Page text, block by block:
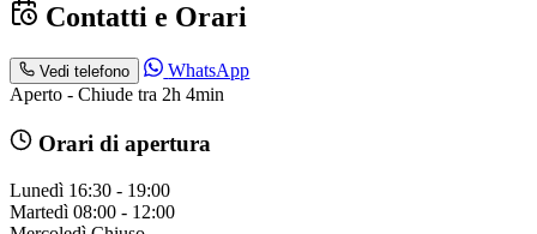
Contatti e Orari
Vedi telefono
WhatsApp
Aperto - Chiude tra 2h 4min
Orari di apertura
Lunedì 16:30 - 19:00
Martedì 08:00 - 12:00